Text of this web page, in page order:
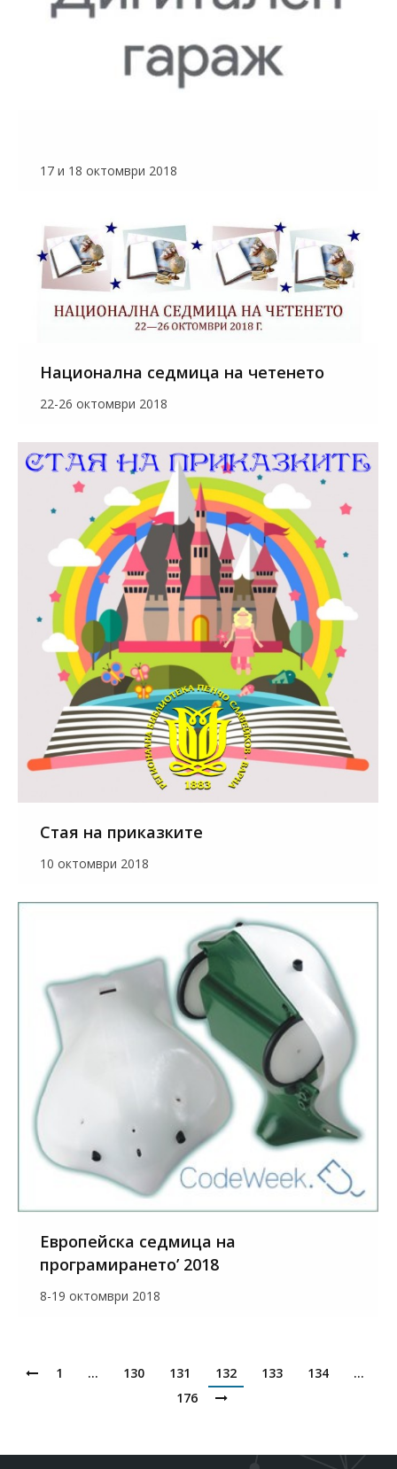
17 и 18 октомври 2018
Национална седмица на четенето
22-26 октомври 2018
Стая на приказките
10 октомври 2018
Европейска седмица на
програмирането’ 2018
8-19 октомври 2018
1 … 130 131 132 133 134
…
176